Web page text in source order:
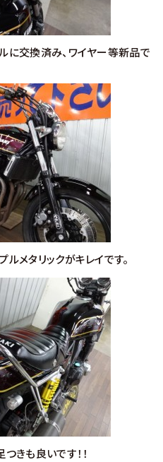
に交換済み、ワイヤー等新品で
メタリックがキレイです。
きも良いです！！